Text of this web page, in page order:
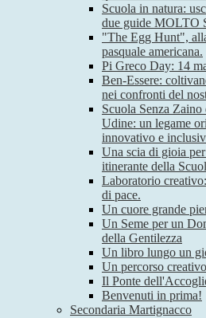
Scuola in natura:
due guide MOLTO
"The Egg Hunt",
pasquale americana.
Pi Greco Day: 14
Ben-Essere:
nei confronti del
Scuola Senza
Udine: un legame
innovativo e
Una scia di gioia
itinerante della
Laboratorio
di pace.
Un cuore grande
Un Seme per un
della Gentilezza
Un libro lungo un
Un percorso
Il Ponte
Benvenuti in prima!
Secondaria Martignacco